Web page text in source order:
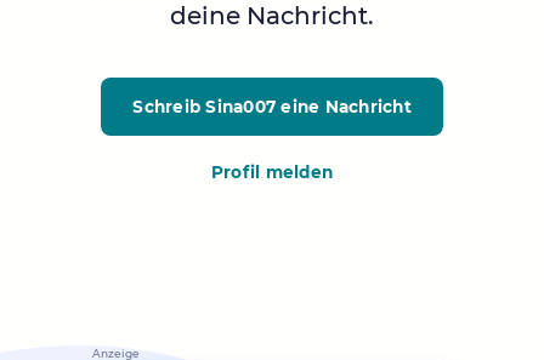
deine Nachricht.
Schreib Sina007 eine Nachricht
Profil melden